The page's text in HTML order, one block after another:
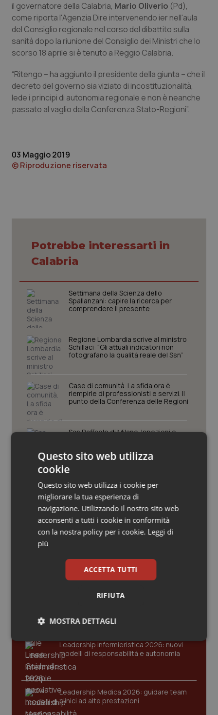
Abruzzo
Basilicata
Campania
Emilia-Romagna
Lazio
Lombardia
Marche
Piemonte
Provincia Autonoma di Bolzano
Provincia Autonoma di Trento
Puglia
Sardegna
Sicilia
Umbria
Valle D’Aosta
Veneto
QS Pro Gold
Artrite & artrosi
Car-T
Colesterolo & coronaropatie
Diabete & glucometri
Dolore
Donna & Salute
HIV
Infezioni & Febbre
Ipertensione & Scompenso
Malattie rare
Malattia di Crohn & Rettocolite Ulcerosa
Neuroscienze & patologie neurodegenerative
Oftalmologia
Oncodermatologia
Oncoematologia
Oncologia & Nutrizione
Psoriasi & pelle
Quotidiano Cardiologia
Quotidiano Chirurgia
Quotidiano Oncologia
Quotidiano Pediatria
Rene & patologie urogenitali
QS Club Newsletter
il governatore della Calabria, Mario Oliverio (Pd),
come riporta l'Agenzia Dire intervenendo ier nell'aula
del Consiglio regionale nel corso del dibattito sulla
sanità dopo la riunione del Consiglio dei Ministri che lo
scorso 18 aprile si è tenuto a Reggio Calabria.
“Ritengo – ha aggiunto il presidente della giunta – che il
decreto del governo sia viziato di incostituzionalità,
lede i principi di autonomia regionale e non è neanche
passato al vaglio della Conferenza Stato-Regioni”.
03 Maggio 2019
© Riproduzione riservata
Potrebbe interessarti in
Calabria
Settimana della Scienza dello
Spallanzani: capire la ricerca per
comprendere il presente
Regione Lombardia scrive al ministro
Schillaci: “Gli attuali indicatori non
fotografano la qualità reale del Ssn”
Case di comunità. La sfida ora è
riempirle di professionisti e servizi. Il
punto della Conferenza delle Regioni
San Raffaele di Milano. Ispezioni e
Ultime analisi e review da QS Pro
Gold
compliance, GDPR e Risk management
Gestione dell'Ipertensione resistente:
Leadership Infermieristica 2026: nuovi
modelli di responsabilità e autonomia
Leadership Medica 2026: guidare team
clinici ad alte prestazioni
Questo sito web utilizza
cookie
Questo sito web utilizza i cookie per
migliorare la tua esperienza di
navigazione. Utilizzando il nostro sito web
acconsenti a tutti i cookie in conformità
con la nostra policy per i cookie. Leggi di
più
ACCETTA TUTTI
RIFIUTA
MOSTRA DETTAGLI
Necessari Statistici Marketing
Necessari